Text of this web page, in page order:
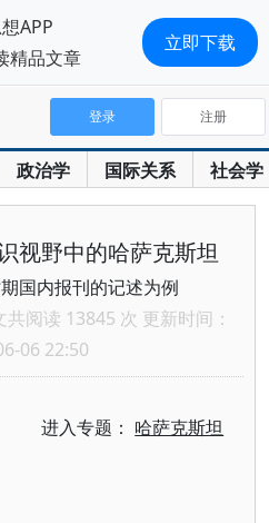
政治学 国际关系 社会学
登录 注册
视野中的哈萨克斯坦
国内报刊的记述为例
共阅读 13845 次 更新时间：
06 22:50
进入专题： 哈萨克斯坦
APP
精品文章
立即下载